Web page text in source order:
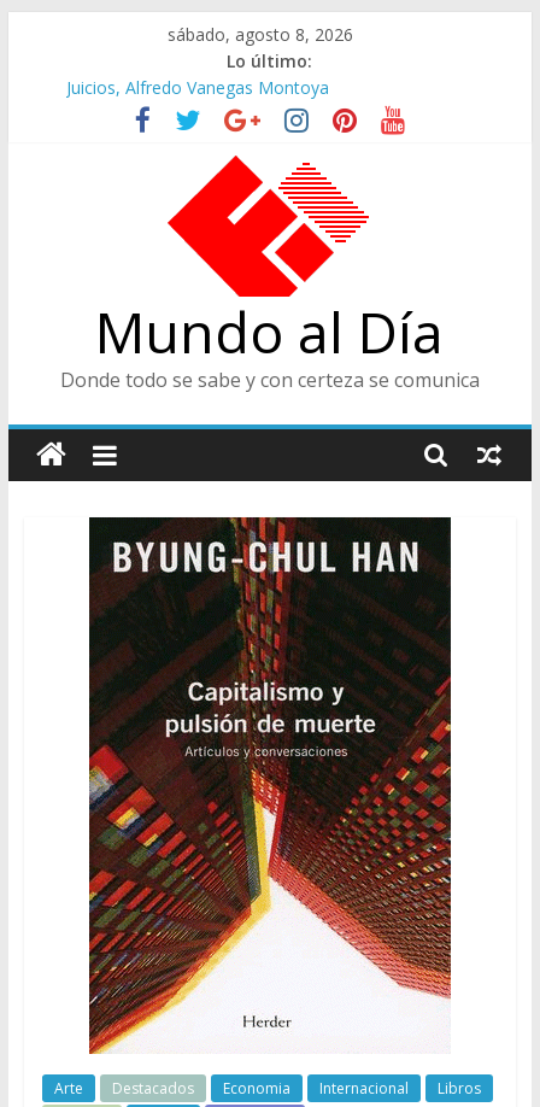
contenido
sábado, agosto 8, 2026
Lo último:
Juicios, Alfredo Vanegas Montoya
Felices en la Fiesta de las Flores
Café Presidencial
Ministra de Cultura y Centro de Historia de Envigado
De Cara al Porvenir, Pedro Juan González
Mundo al Día
Donde todo se sabe y con certeza se comunica
Arte Destacados Economia Internacional
Libros